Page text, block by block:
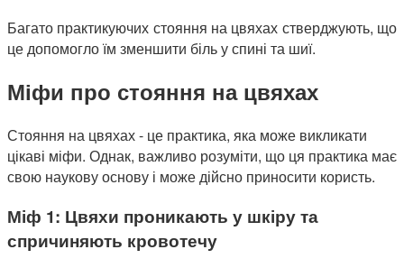
Багато практикуючих стояння на цвяхах стверджують, що
це допомогло їм зменшити біль у спині та шиї.
Міфи про стояння на цвяхах
Стояння на цвяхах - це практика, яка може викликати
цікаві міфи. Однак, важливо розуміти, що ця практика має
свою наукову основу і може дійсно приносити користь.
Міф 1: Цвяхи проникають у шкіру та
спричиняють кровотечу